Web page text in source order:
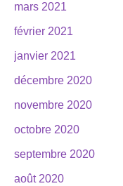
mars 2021
février 2021
janvier 2021
décembre 2020
novembre 2020
octobre 2020
septembre 2020
août 2020